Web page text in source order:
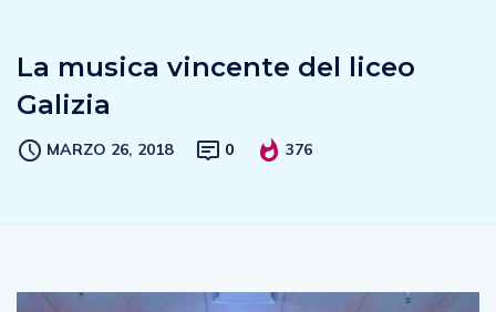
La musica vincente del liceo
Galizia
MARZO 26, 2018 0 376